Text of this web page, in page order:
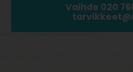
Vaihde 020